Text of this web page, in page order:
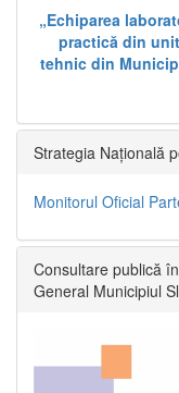
„Echiparea
practică din
tehnic din
Strategia Națională
Monitorul Oficial
Consultare publică
General Municipiul